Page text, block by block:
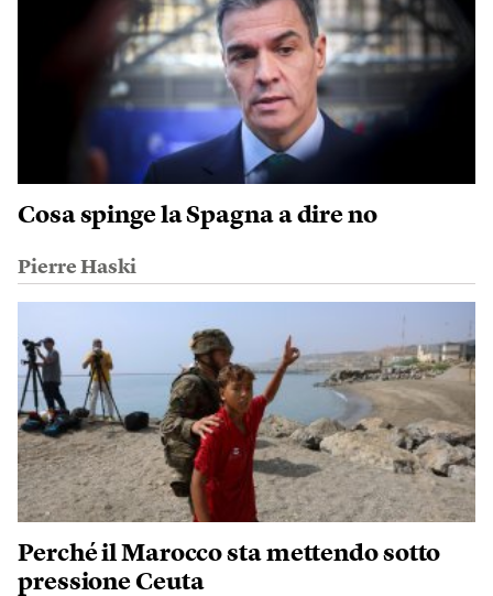
Cosa spinge la Spagna a dire no
Pierre Haski
Perché il Marocco sta mettendo sotto
pressione Ceuta